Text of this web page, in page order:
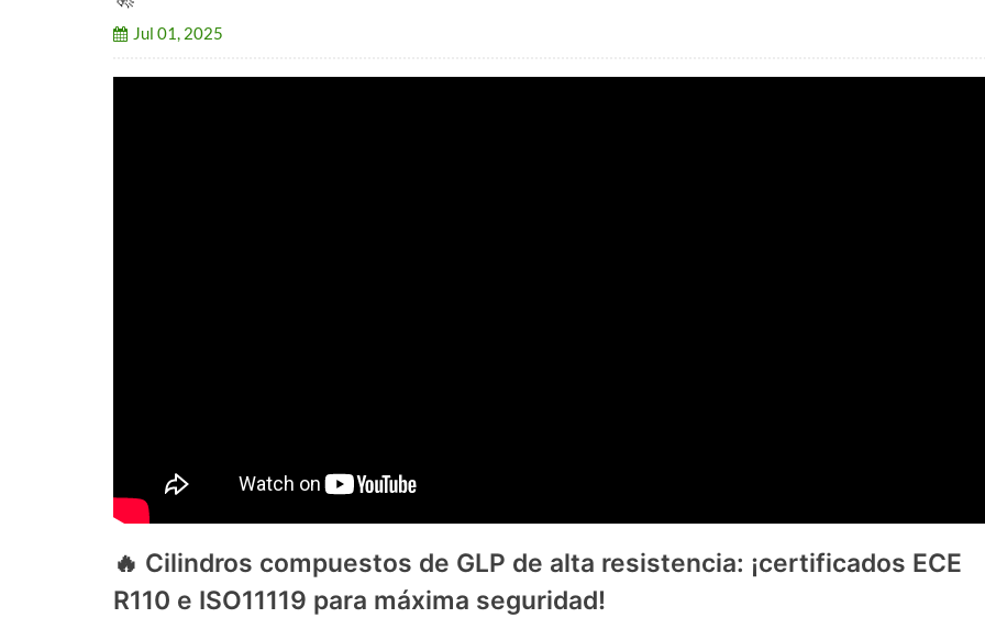
Jul 01, 2025
🔥 Cilindros compuestos de GLP de alta resistencia: ¡certificados ECE
R110 e ISO11119 para máxima seguridad!